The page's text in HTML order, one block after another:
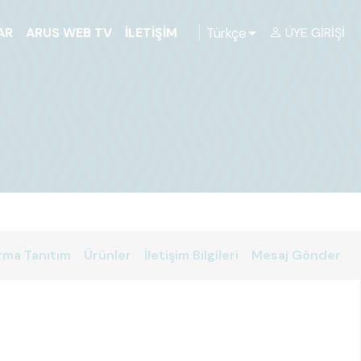
ARUS WEB TV İLETIŞIM Türkçe ÜYE GIRIŞI
Tanıtım Ürünler İletişim Bilgileri Mesaj Gönder